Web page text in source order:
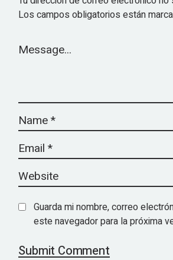
Los campos obligatorios están
Guarda mi nombre, correo
este navegador para la próxima
Submit Comment